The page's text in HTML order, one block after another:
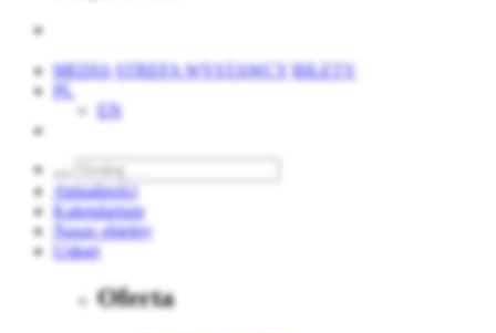
MEDIA STREFA WYSTAWCY BILETY
PL
EN
Aktualności
Kalendarium
Nasze obiekty
Usługi
Oferta